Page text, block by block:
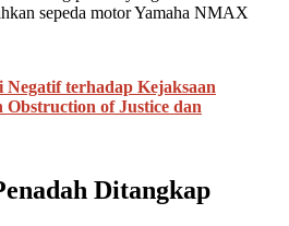
sepeda motor Yamaha NMAX
Negatif terhadap Kejaksaan
of Justice dan
Ditangkap